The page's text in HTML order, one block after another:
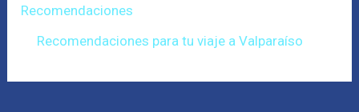
Recomendaciones
Recomendaciones para tu viaje a Valparaíso